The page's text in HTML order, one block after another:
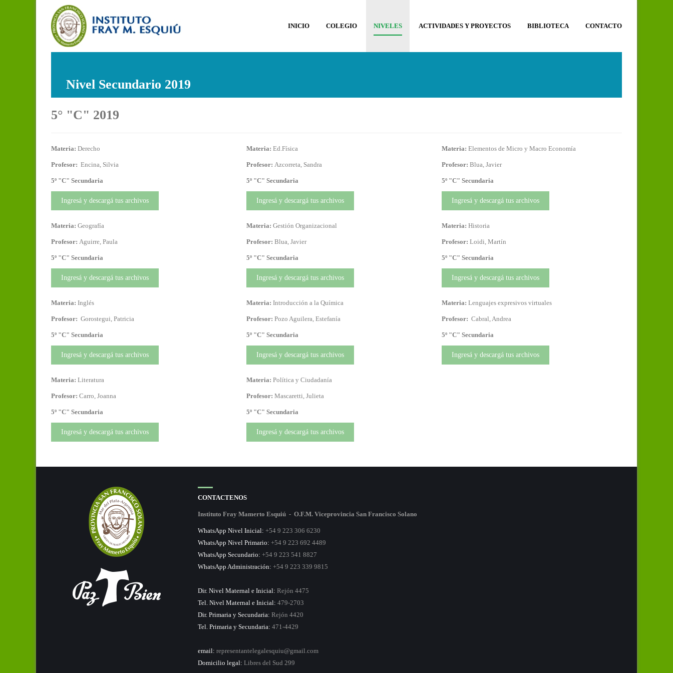
INICIO COLEGIO NIVELES ACTIVIDADES Y PROYECTOS BIBLIOTECA CONTACTO
Nivel Secundario 2019
5° "C" 2019
Materia: Derecho
Profesor: Encina, Silvia
5º "C" Secundaria
Ingresá y descargá tus archivos
Materia: Ed.Física
Profesor: Azcorreta, Sandra
5º "C" Secundaria
Ingresá y descargá tus archivos
Materia: Elementos de Micro y Macro Economía
Profesor: Blua, Javier
5º "C" Secundaria
Ingresá y descargá tus archivos
Materia: Geografía
Profesor: Aguirre, Paula
5º "C" Secundaria
Ingresá y descargá tus archivos
Materia: Gestión Organizacional
Profesor: Blua, Javier
5º "C" Secundaria
Ingresá y descargá tus archivos
Materia: Historia
Profesor: Loidi, Martín
5º "C" Secundaria
Ingresá y descargá tus archivos
Materia: Inglés
Profesor: Gorostegui, Patricia
5º "C" Secundaria
Ingresá y descargá tus archivos
Materia: Introducción a la Química
Profesor: Pozo Aguilera, Estefanía
5º "C" Secundaria
Ingresá y descargá tus archivos
Materia: Lenguajes expresivos virtuales
Profesor: Cabral, Andrea
5º "C" Secundaria
Ingresá y descargá tus archivos
Materia: Literatura
Profesor: Carro, Joanna
5º "C" Secundaria
Ingresá y descargá tus archivos
Materia: Política y Ciudadanía
Profesor: Mascaretti, Julieta
5º "C" Secundaria
Ingresá y descargá tus archivos
CONTACTENOS
Instituto Fray Mamerto Esquiú - O.F.M. Viceprovincia San Francisco Solano
WhatsApp Nivel Inicial: +54 9 223 306 6230
WhatsApp Nivel Primario: +54 9 223 692 4489
WhatsApp Secundario: +54 9 223 541 8827
WhatsApp Administración: +54 9 223 339 9815
Dir. Nivel Maternal e Inicial: Rejón 4475
Tel. Nivel Maternal e Inicial: 479-2703
Dir. Primaria y Secundaria: Rejón 4420
Tel. Primaria y Secundaria: 471-4429
email: representantelegalesquiu@gmail.com
Domicilio legal: Libres del Sud 299